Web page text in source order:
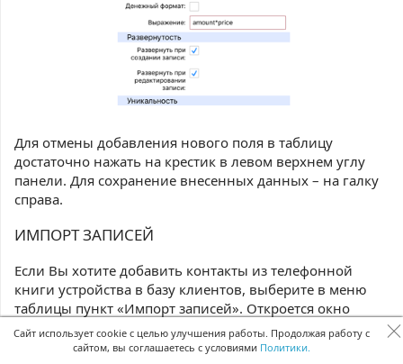
Для отмены добавления нового поля в таблицу
достаточно нажать на крестик в левом верхнем углу
панели. Для сохранение внесенных данных – на галку
справа.
ИМПОРТ ЗАПИСЕЙ
Если Вы хотите добавить контакты из телефонной
книги устройства в базу клиентов, выберите в меню
таблицы пункт «Импорт записей». Откроется окно
«Импорт», в котором Вы сможете настроить, в какие
поля таблицы записывать те или иные сведения о
Сайт использует cookie с целью улучшения работы. Продолжая работу с
сайтом, вы соглашаетесь с условиями Политики.